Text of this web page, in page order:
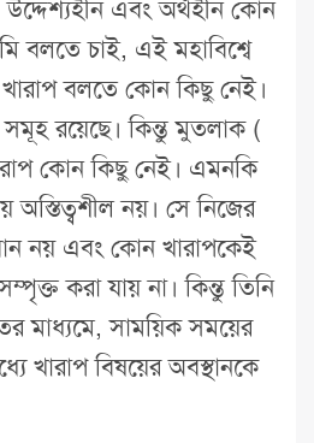
উদ্দেশ্যহীন এবং অর্থহীন কোন
বলতে চাই, এই মহাবিশ্বে
বলতে কোন কিছু নেই।
রয়েছে। কিন্তু মুতলাক (
কোন কিছু নেই। এমনকি
অস্তিত্বশীল নয়। সে নিজের
নয় এবং কোন খারাপকেই
করা যায় না। কিন্তু তিনি
মাধ্যমে, সাময়িক সময়ের
খারাপ বিষয়ের অবস্থানকে